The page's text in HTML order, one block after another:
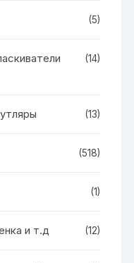
(5)
(14)
(13)
(518)
(1)
и т.д (12)